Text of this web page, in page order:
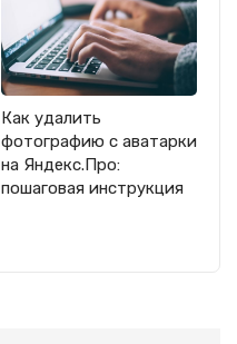
Как удалить
фотографию с аватарки
на Яндекс.Про:
пошаговая инструкция